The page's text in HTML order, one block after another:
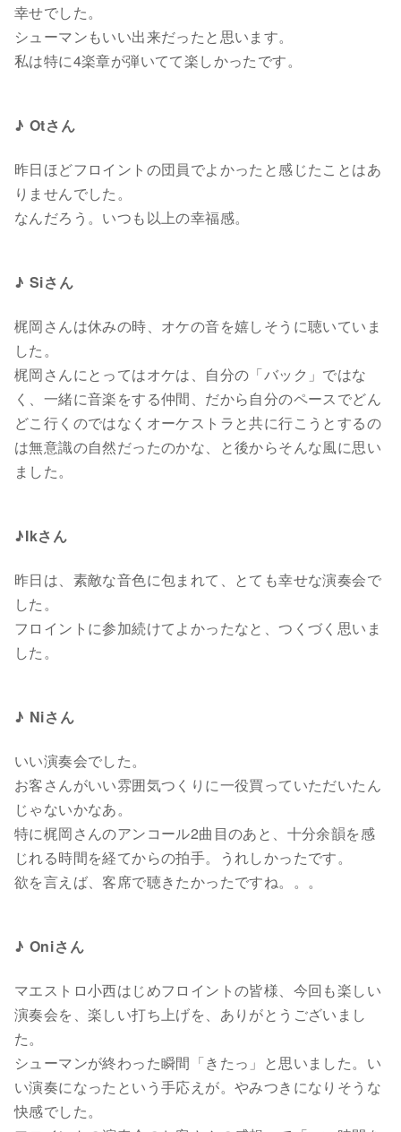
幸せでした。
シューマンもいい出来だったと思います。
私は特に4楽章が弾いてて楽しかったです。
♪ Otさん
昨日ほどフロイントの団員でよかったと感じたことはあ
りませんでした。
なんだろう。いつも以上の幸福感。
♪ Siさん
梶岡さんは休みの時、オケの音を嬉しそうに聴いていま
した。
梶岡さんにとってはオケは、自分の「バック」ではな
く、一緒に音楽をする仲間、だから自分のペースでどん
どこ行くのではなくオーケストラと共に行こうとするの
は無意識の自然だったのかな、と後からそんな風に思い
ました。
♪Ikさん
昨日は、素敵な音色に包まれて、とても幸せな演奏会で
した。
フロイントに参加続けてよかったなと、つくづく思いま
した。
♪ Niさん
いい演奏会でした。
お客さんがいい雰囲気つくりに一役買っていただいたん
じゃないかなあ。
特に梶岡さんのアンコール2曲目のあと、十分余韻を感
じれる時間を経てからの拍手。うれしかったです。
欲を言えば、客席で聴きたかったですね。。。
♪ Oniさん
マエストロ小西はじめフロイントの皆様、今回も楽しい
演奏会を、楽しい打ち上げを、ありがとうございまし
た。
シューマンが終わった瞬間「きたっ」と思いました。い
い演奏になったという手応えが。やみつきになりそうな
快感でした。